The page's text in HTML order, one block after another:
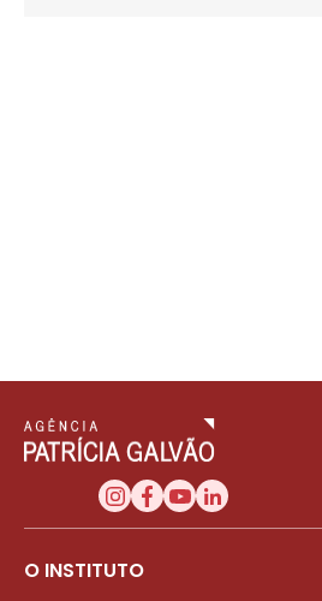
O INSTITUTO